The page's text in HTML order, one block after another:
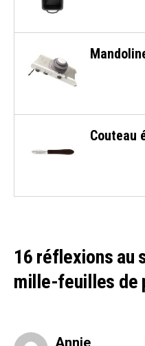
Couteau
16 réflexions au
mille-feuilles de